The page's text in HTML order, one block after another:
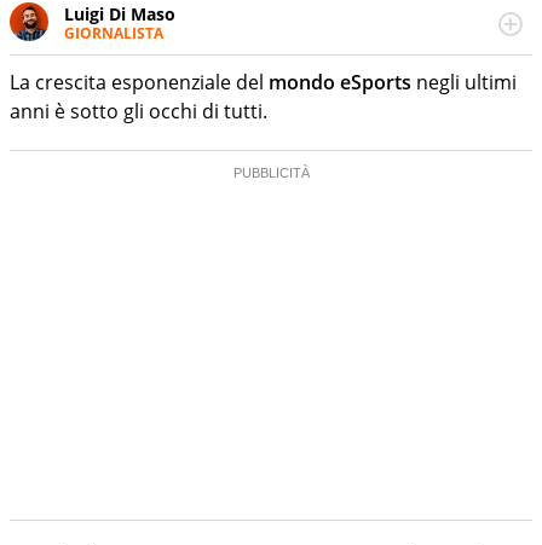
Luigi Di Maso
GIORNALISTA
Giornalista sportivo e professionista nel mondo della
comunicazione digitale. Lavora insieme a club, leghe e
brand nel mondo del calcio. È ormai da anni una delle
anime del Social Football Summit di Roma. Per Virgilio
Sport cura gli approfondimenti relativi all’intreccio tra i
mondi del calcio, della comunicazione e del marketing
La crescita esponenziale del mondo eSports negli ultimi
anni è sotto gli occhi di tutti.